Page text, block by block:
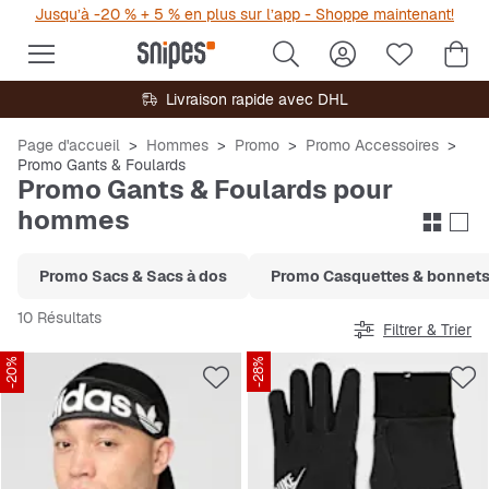
Jusqu’à -20 % + 5 % en plus sur l’app - Shoppe maintenant!
Livraison rapide avec DHL
Page d'accueil Hommes Promo
Promo Accessoires
Promo Gants & Foulards
Promo Gants & Foulards pour
hommes
Promo Sacs & Sacs à dos Promo Casquettes & bonnets
10 Résultats
Filtrer & Trier
-20% -28%